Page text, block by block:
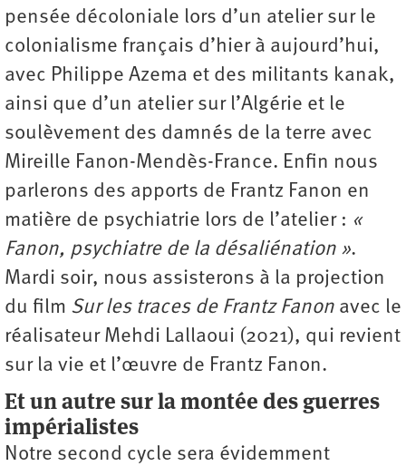
pensée décoloniale lors d’un atelier sur le
colonialisme français d’hier à aujourd’hui,
avec Philippe Azema et des militants kanak,
ainsi que d’un atelier sur l’Algérie et le
soulèvement des damnés de la terre avec
Mireille Fanon-Mendès-France. Enfin nous
parlerons des apports de Frantz Fanon en
matière de psychiatrie lors de l’atelier : «
Fanon, psychiatre de la désaliénation ».
Mardi soir, nous assisterons à la projection
du film Sur les traces de Frantz Fanon avec le
réalisateur Mehdi Lallaoui (2021), qui revient
sur la vie et l’œuvre de Frantz Fanon.
Et un autre sur la montée des guerres
impérialistes
Notre second cycle sera évidemment